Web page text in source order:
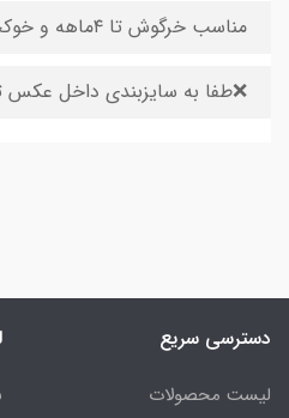
مناسب خرگوش تا ۴ماهه و خوکچه هندی در هر سنی
❌طفا به سایزبندی داخل عکس
دسترسی سریع
لیست محصولات